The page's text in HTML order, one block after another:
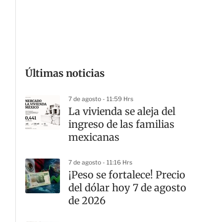
Últimas noticias
7 de agosto - 11:59 Hrs
La vivienda se aleja del
ingreso de las familias
mexicanas
7 de agosto - 11:16 Hrs
¡Peso se fortalece! Precio
del dólar hoy 7 de agosto
de 2026